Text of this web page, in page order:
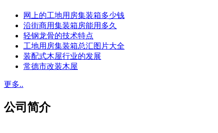
网上的工地用房集装箱多少钱
沿街商用集装箱房能用多久
轻钢龙骨的技术特点
工地用房集装箱总汇图片大全
装配式木屋行业的发展
常德市改装木屋
更多..
公司简介